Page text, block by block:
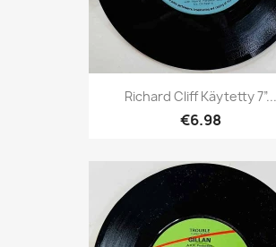
Richard Cliff Käytetty 7”...
€6.98